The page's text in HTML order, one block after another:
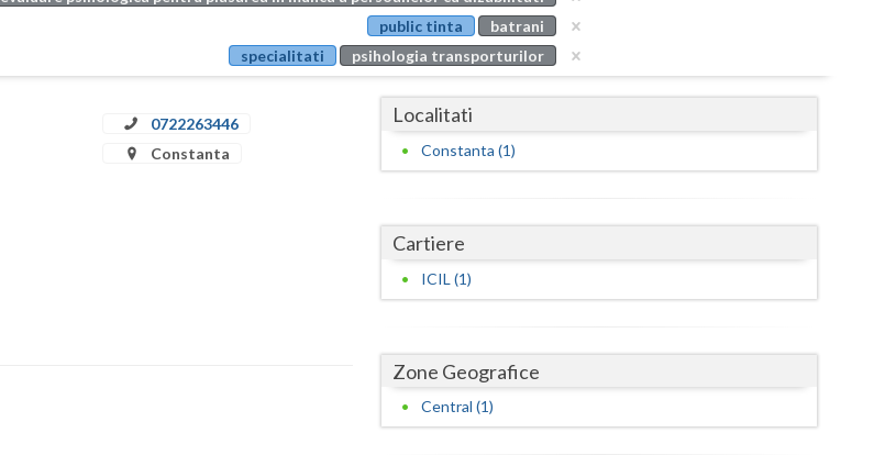
Buzau
Calarasi
Caras-Severin
public tinta
batrani
specialitati
psihologia transporturilor
0722263446
Constanta
Localitati
Constanta (1)
Cartiere
ICIL (1)
Zone Geografice
Central (1)